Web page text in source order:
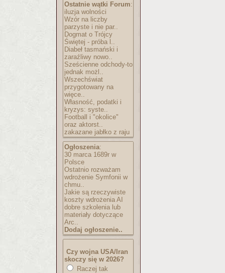
Ostatnie wątki Forum:
iluzja wolności
Wzór na liczby
parzyste i nie par..
Dogmat o Trójcy
Świętej - próba l..
Diabeł tasmański i
zaraźliwy nowo..
Sześcienne odchody-to
jednak możl..
Wszechświat
przygotowany na
więce..
Własność, podatki i
kryzys: syste..
Football i "okolice"
oraz aktorst..
zakazane jabłko z raju
Ogłoszenia:
30 marca 1689r w
Polsce
Ostatnio rozważam
wdrożenie Symfonii w
chmu..
Jakie są rzeczywiste
koszty wdrożenia AI
dobre szkolenia lub
materiały dotyczące
Arc..
Dodaj ogłoszenie..
Czy wojna USA/Iran
skoczy się w 2026?
Raczej tak